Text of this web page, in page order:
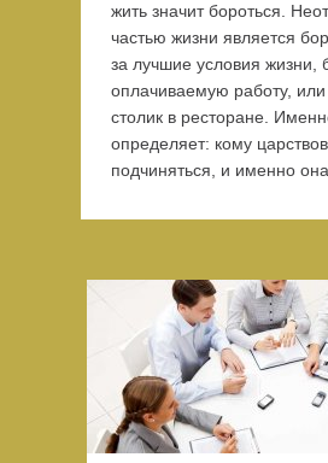
жить значит бороться.
частью жизни является
за лучшие условия жизни,
оплачиваемую работу,
столик в ресторане.
определяет: кому
подчиняться, и именно